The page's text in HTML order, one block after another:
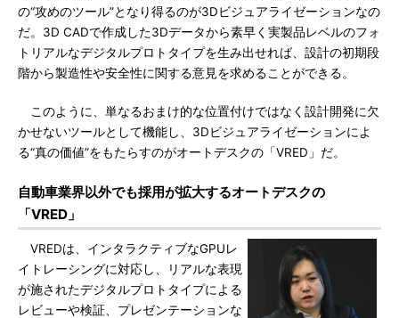
の“攻めのツール”となり得るのが3Dビジュアライゼーションなの
だ。3D CADで作成した3Dデータから素早く実製品レベルのフォ
トリアルなデジタルプロトタイプを生み出せれば、設計の初期段
階から製造性や安全性に関する意見を求めることができる。
このように、単なるおまけ的な位置付けではなく設計開発に欠
かせないツールとして機能し、3Dビジュアライゼーションによ
る“真の価値”をもたらすのがオートデスクの「VRED」だ。
自動車業界以外でも採用が拡大するオートデスクの
「VRED」
VREDは、インタラクティブなGPUレ
イトレーシングに対応し、リアルな表現
が施されたデジタルプロトタイプによる
レビューや検証、プレゼンテーションな